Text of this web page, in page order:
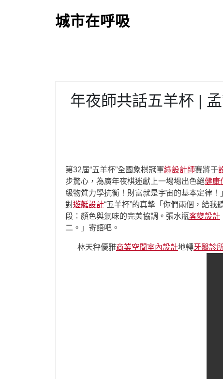
城市在呼吸
年夜師共話五羊杯 |
第32屆“五羊杯”全國象棋冠軍綠設計師賽將于
步驚心，為廣年夜棋迷獻上一場場出色絕健康
級物質力學抗衡！財富就是宇宙的基本定律
對遊艇設計“五羊杯”的真摯「你們兩個，給我
段：顏色與氣味的完美協調。張水瓶客變設計
二。」寄語吧。
林天秤優雅商業空間室內設計地轉牙醫診